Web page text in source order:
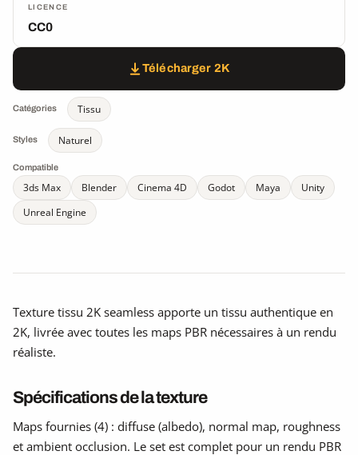
LICENCE
CC0
Télécharger 2K
Catégories Tissu
Styles Naturel
Compatible
3ds Max Blender Cinema 4D Godot Maya
Unity
Unreal Engine
Texture tissu 2K seamless apporte un tissu authentique en
2K, livrée avec toutes les maps PBR nécessaires à un rendu
réaliste.
Spécifications de la texture
Maps fournies (4) : diffuse (albedo), normal map, roughness
et ambient occlusion. Le set est complet pour un rendu PBR